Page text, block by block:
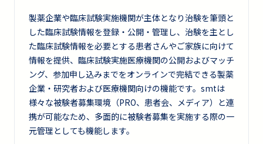
製薬企業や臨床試験実施機関が主体となり治験を筆頭と
した臨床試験情報を登録・公開・管理し、治験を主とし
た臨床試験情報を必要とする患者さんやご家族に向けて
情報を提供、臨床試験実施医療機関の公開およびマッチ
ング、参加申し込みまでをオンラインで完結できる製薬
企業・研究者および医療機関向けの機能です。smtは
様々な被験者募集環境（PRO、患者会、メディア）と連
携が可能なため、多面的に被験者募集を実施する際の一
元管理としても機能します。